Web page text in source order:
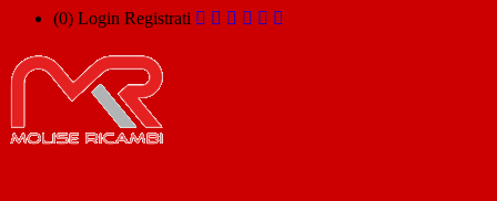
(0) Login Registrati